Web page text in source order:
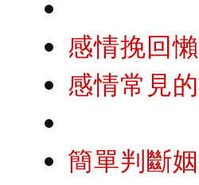
感情挽回
感情常見
簡單判斷